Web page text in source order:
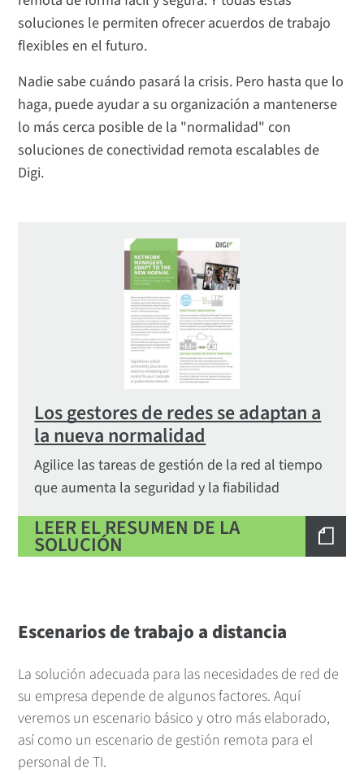
soluciones le permiten ofrecer acuerdos de trabajo
flexibles en el futuro.
Nadie sabe cuándo pasará la crisis. Pero hasta que lo
haga, puede ayudar a su organización a mantenerse
lo más cerca posible de la "normalidad" con
soluciones de conectividad remota escalables de
Digi.
Los gestores de redes se adaptan a
la nueva normalidad
Agilice las tareas de gestión de la red al tiempo
que aumenta la seguridad y la fiabilidad
LEER EL RESUMEN DE LA
SOLUCIÓN
Escenarios de trabajo a distancia
La solución adecuada para las necesidades de red de
su empresa depende de algunos factores. Aquí
veremos un escenario básico y otro más elaborado,
así como un escenario de gestión remota para el
personal de TI.